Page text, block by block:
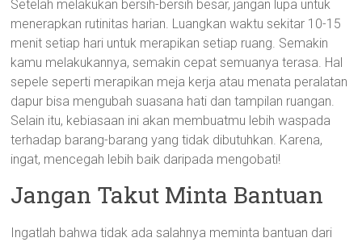
Setelah melakukan bersih-bersih besar, jangan lupa untuk
menerapkan rutinitas harian. Luangkan waktu sekitar 10-15
menit setiap hari untuk merapikan setiap ruang. Semakin
kamu melakukannya, semakin cepat semuanya terasa. Hal
sepele seperti merapikan meja kerja atau menata peralatan
dapur bisa mengubah suasana hati dan tampilan ruangan.
Selain itu, kebiasaan ini akan membuatmu lebih waspada
terhadap barang-barang yang tidak dibutuhkan. Karena,
ingat, mencegah lebih baik daripada mengobati!
Jangan Takut Minta Bantuan
Ingatlah bahwa tidak ada salahnya meminta bantuan dari